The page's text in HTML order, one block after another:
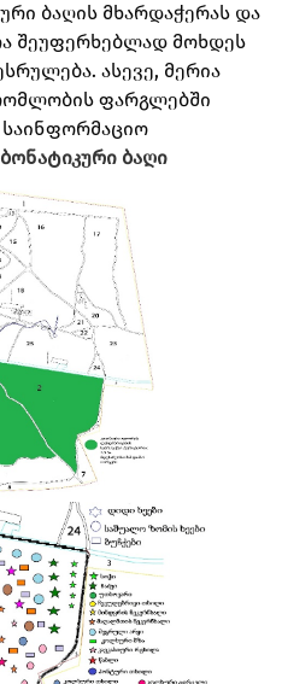
ბაღის მხარდაჭერას და
შეუფერხებლად მოხდეს
ასევე, მერია
ფარგლებში
საინფორმაციო
ბაღი